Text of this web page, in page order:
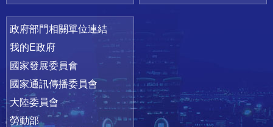
政府部門相關單位連結
我的E政府
國家發展委員會
國家通訊傳播委員會
大陸委員會
勞動部